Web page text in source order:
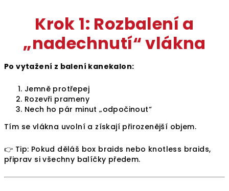
Krok 1: Rozbalení a
„nadechnutí“ vlákna
Po vytažení z balení kanekalon:
Jemně protřepej
Rozevři prameny
Nech ho pár minut „odpočinout“
Tím se vlákna uvolní a získají přirozenější objem.
👉 Tip: Pokud děláš box braids nebo knotless braids,
připrav si všechny balíčky předem.